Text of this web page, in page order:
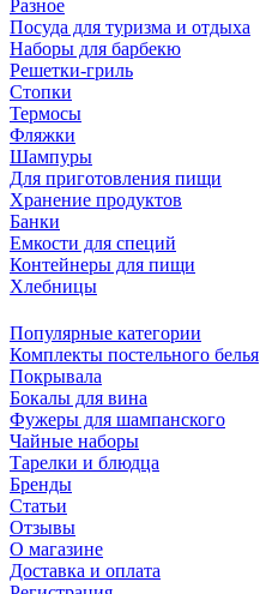
Разное
Посуда для туризма и отдыха
Наборы для барбекю
Решетки-гриль
Стопки
Термосы
Фляжки
Шампуры
Для приготовления пищи
Хранение продуктов
Банки
Емкости для специй
Контейнеры для пищи
Хлебницы
Популярные категории
Комплекты постельного белья
Покрывала
Бокалы для вина
Фужеры для шампанского
Чайные наборы
Тарелки и блюдца
Бренды
Статьи
Отзывы
О магазине
Доставка и оплата